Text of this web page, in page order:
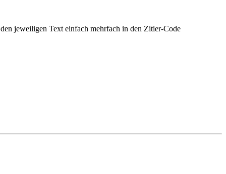
jeweiligen Text einfach mehrfach in den Zitier-Code